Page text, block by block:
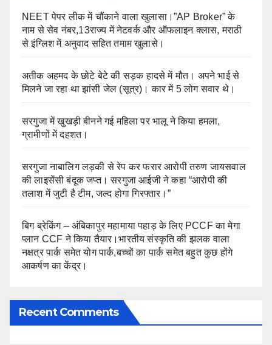
NEET पेपर लीक में चौंकाने वाला खुलासा।”AP Broker” के
नाम से सेव नंबर,13राज्य में नेटवर्क और ऑफलाइन क्लास, मराठी
से इंग्लिश में अनुवाद सहित तमाम खुलासे।
अतीक अहमद के छोटे बेटे की सड़क हादसे में मौत। अपने भाई से
मिलने जा रहा था झांसी जेल (सूत्र)। कार में 5 लोग सवार थे।
सरगुजा में खुखड़ी बीनने गई महिला पर भालू ने किया हमला,
ग्रामीणों में दहशत।
सरगुजा नाबालिग लड़की से रेप कर फरार आरोपी तरुण जायसवाल
की लाइसेंसी बंदूक जप्त। सरगुजा आईजी ने कहा “आरोपी की
तलाश में जुटी है टीम, जल्द होगा गिरफ्तार।”
बिग ब्रेकिंग – अंबिकापुर महामाया पहाड़ के लिए PCCF का मेगा
प्लान CCF ने किया तैयार।भारतीय संस्कृति की झलक वाला
नक्षत्र पार्क समेत योग पार्क,बच्चों का पार्क समेत बहुत कुछ होंगे
आकर्षण का केंद्र।
Recent Comments